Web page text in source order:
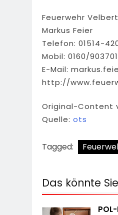
Feuerwehr Velbert
Markus Feier
Telefon: 01514-
Mobil: 0160/
E-Mail:
http://
Original-Content
Quelle: ots
Tagged:
Das könnte